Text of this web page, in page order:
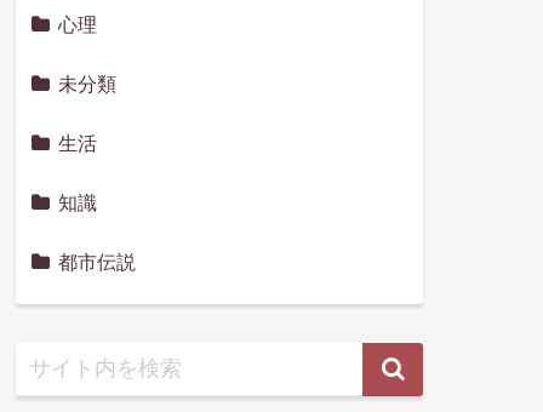
心理
未分類
生活
知識
都市伝説